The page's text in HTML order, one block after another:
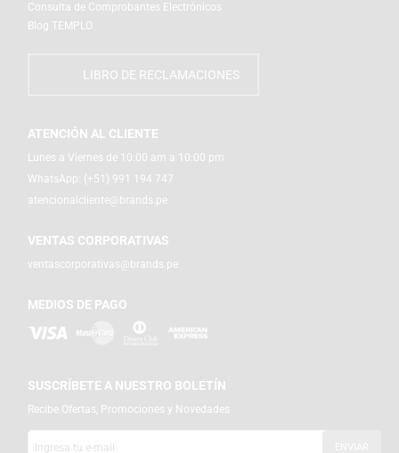
Consulta de Comprobantes Electrónicos
Blog TEMPLO
LIBRO DE RECLAMACIONES
ATENCIÓN AL CLIENTE
Lunes a Viernes de 10:00 am a 10:00 pm
WhatsApp: (+51) 991 194 747
atencionalcliente@brands.pe
VENTAS CORPORATIVAS
ventascorporativas@brands.pe
MEDIOS DE PAGO
SUSCRÍBETE A NUESTRO BOLETÍN
Recibe Ofertas, Promociones y Novedades